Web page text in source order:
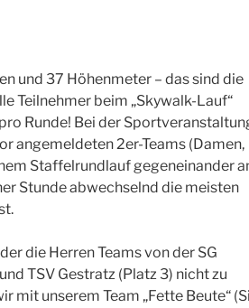
und 37 Höhenmeter – das sind die
Teilnehmer beim „Skywalk-Lauf“
Runde! Bei der
angemeldeten 2er-Teams (Damen,
Staffelrundlauf gegeneinander
Stunde abwechselnd die meisten
die Herren Teams von der SG
TSV Gestratz (Platz 3) nicht zu
mit unserem Team „Fette Beute“